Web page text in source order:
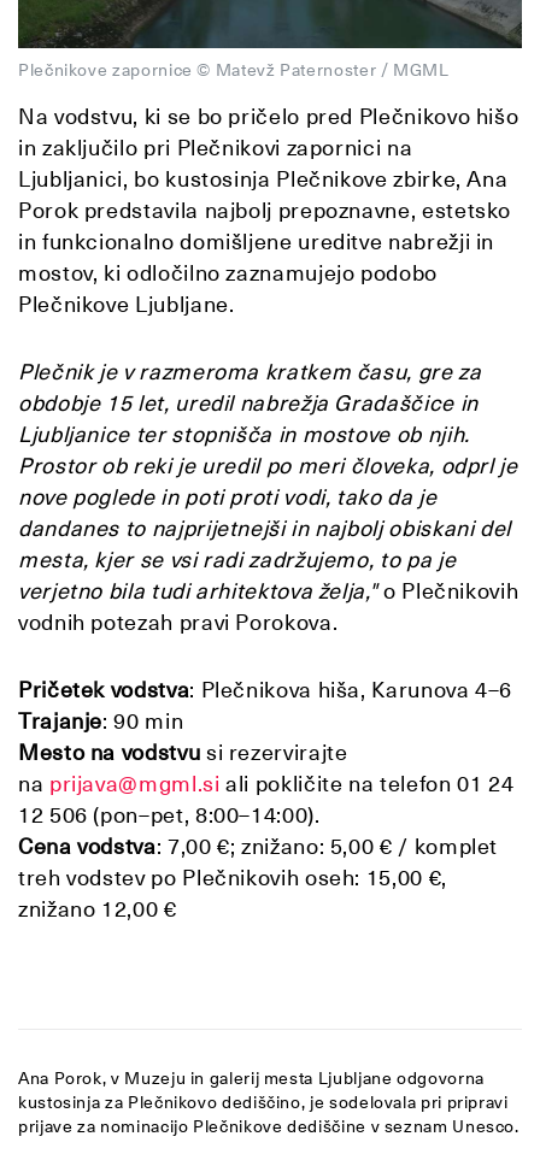
Plečnikove zapornice © Matevž Paternoster / MGML
Na vodstvu, ki se bo pričelo pred Plečnikovo hišo
in zaključilo pri Plečnikovi zapornici na
Ljubljanici, bo kustosinja Plečnikove zbirke, Ana
Porok predstavila najbolj prepoznavne, estetsko
in funkcionalno domišljene ureditve nabrežji in
mostov, ki odločilno zaznamujejo podobo
Plečnikove Ljubljane.
Plečnik je v razmeroma kratkem času, gre za
obdobje 15 let, uredil nabrežja Gradaščice in
Ljubljanice ter stopnišča in mostove ob njih.
Prostor ob reki je uredil po meri človeka, odprl je
nove poglede in poti proti vodi, tako da je
dandanes to najprijetnejši in najbolj obiskani del
mesta, kjer se vsi radi zadržujemo, to pa je
verjetno bila tudi arhitektova želja,"o Plečnikovih
vodnih potezah pravi Porokova.
Pričetek vodstva: Plečnikova hiša, Karunova 4–6
Trajanje: 90 min
Mesto na vodstvu si rezervirajte
na prijava@mgml.si ali pokličite na telefon 01 24
12 506 (pon–pet, 8:00–14:00).
Cena vodstva: 7,00 €; znižano: 5,00 € / komplet
treh vodstev po Plečnikovih oseh: 15,00 €,
znižano 12,00 €
Ana Porok, v Muzeju in galerij mesta Ljubljane odgovorna
kustosinja za Plečnikovo dediščino, je sodelovala pri pripravi
prijave za nominacijo Plečnikove dediščine v seznam Unesco.